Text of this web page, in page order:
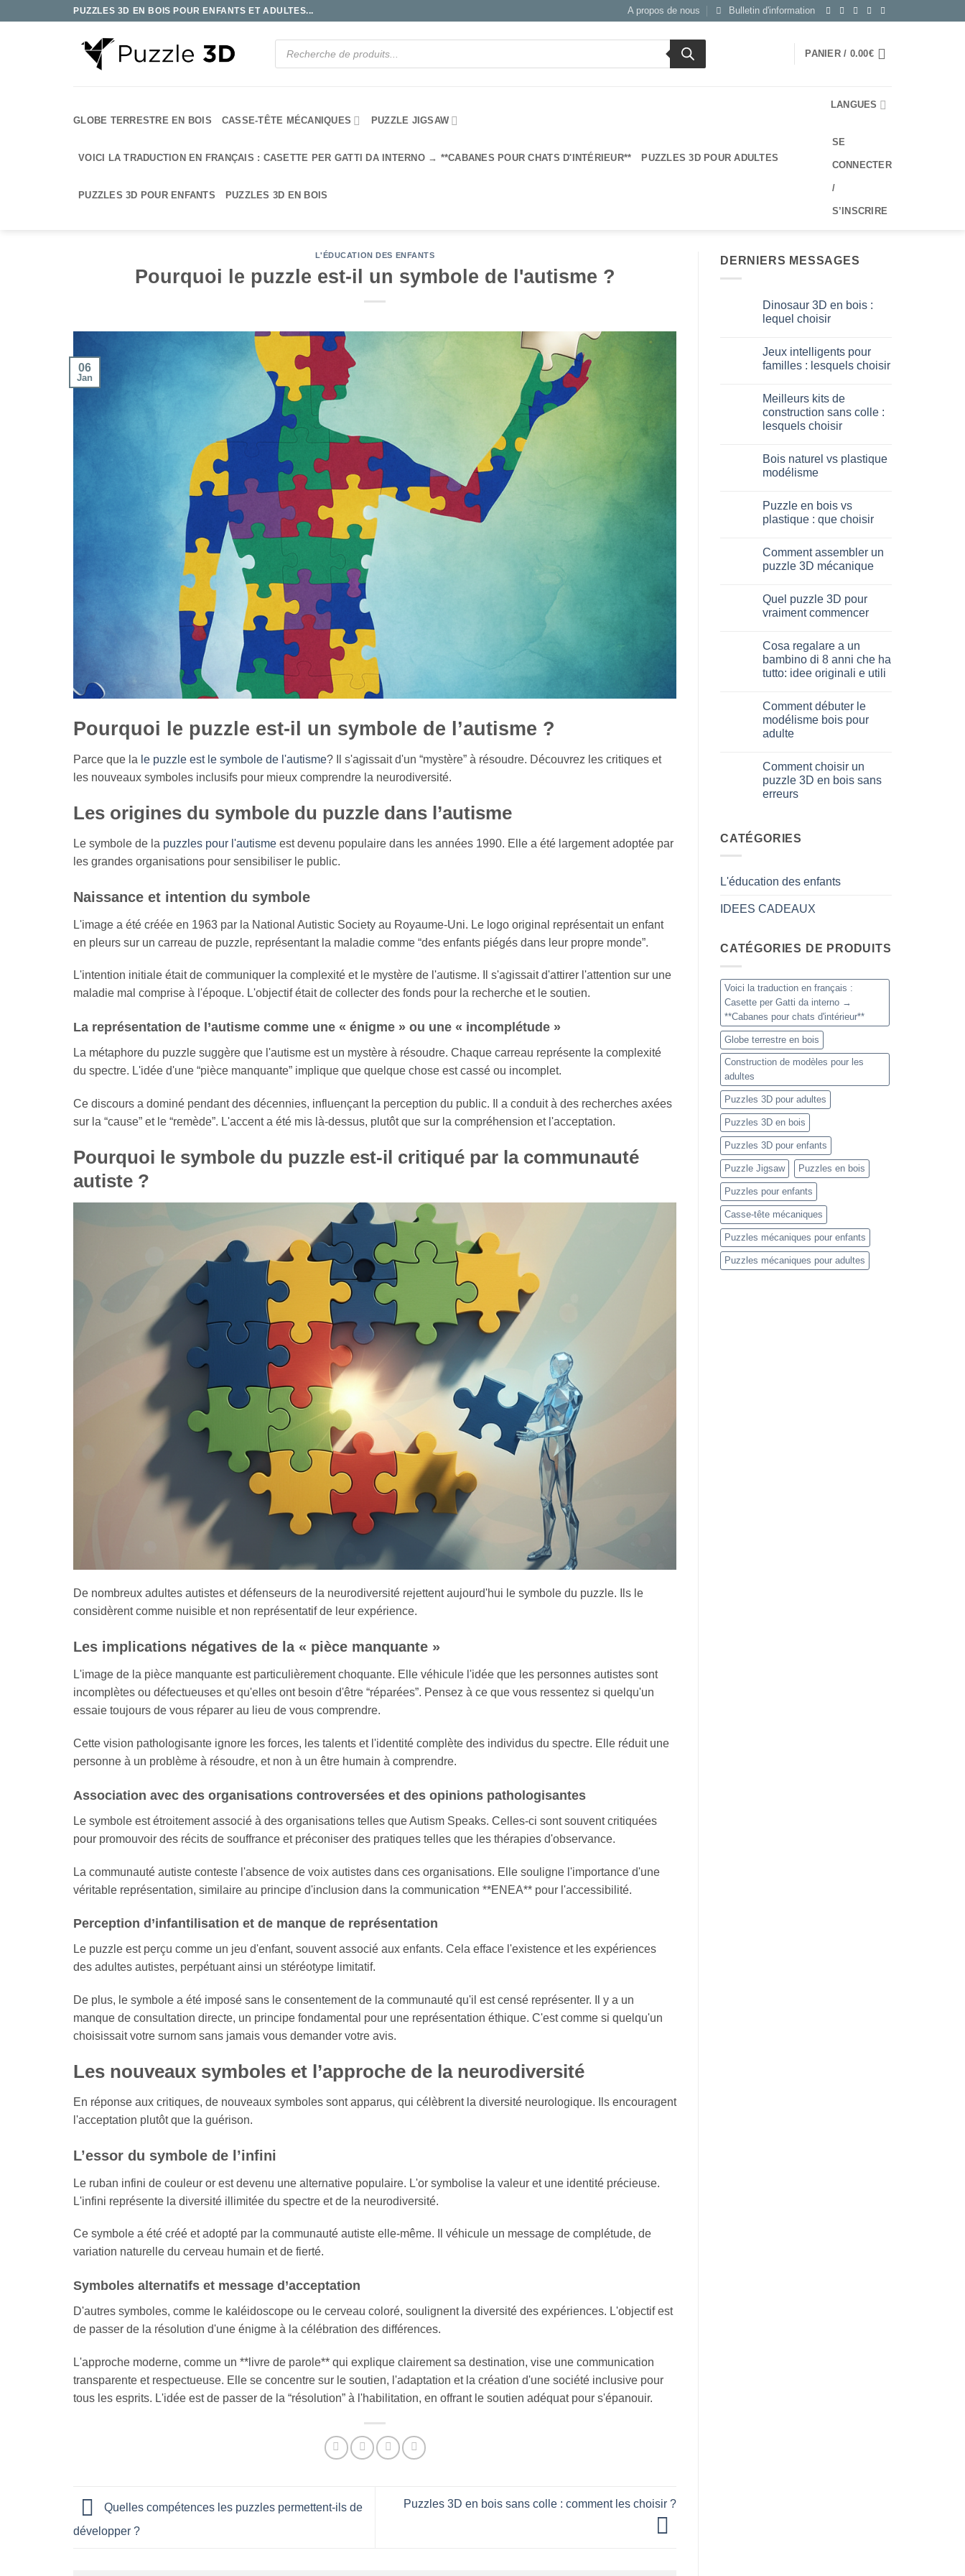
PUZZLES 3D EN BOIS POUR ENFANTS ET ADULTES... A propos de nous Bulletin d'information
Recherche
PANIER / 0.00€
GLOBE TERRESTRE EN BOIS CASSE-TÊTE MÉCANIQUES PUZZLE JIGSAW
VOICI LA TRADUCTION EN FRANÇAIS : CASETTE PER GATTI DA INTERNO → **CABANES POUR CHATS D'INTÉRIEUR** PUZZLES 3D POUR ADULTES
PUZZLES 3D POUR ENFANTS PUZZLES 3D EN BOIS
LANGUES
SE
CONNECTER
/
S’INSCRIRE
L'ÉDUCATION DES ENFANTS
Pourquoi le puzzle est-il un symbole de l'autisme ?
06
Jan
Pourquoi le puzzle est-il un symbole de l’autisme ?
Parce que la le puzzle est le symbole de l'autisme? Il s'agissait d'un “mystère” à résoudre. Découvrez les critiques et
les nouveaux symboles inclusifs pour mieux comprendre la neurodiversité.
Les origines du symbole du puzzle dans l’autisme
Le symbole de la puzzles pour l'autisme est devenu populaire dans les années 1990. Elle a été largement adoptée par
les grandes organisations pour sensibiliser le public.
Naissance et intention du symbole
L'image a été créée en 1963 par la National Autistic Society au Royaume-Uni. Le logo original représentait un enfant
en pleurs sur un carreau de puzzle, représentant la maladie comme “des enfants piégés dans leur propre monde”.
L'intention initiale était de communiquer la complexité et le mystère de l'autisme. Il s'agissait d'attirer l'attention sur une
maladie mal comprise à l'époque. L'objectif était de collecter des fonds pour la recherche et le soutien.
La représentation de l’autisme comme une « énigme » ou une « incomplétude »
La métaphore du puzzle suggère que l'autisme est un mystère à résoudre. Chaque carreau représente la complexité
du spectre. L'idée d'une “pièce manquante” implique que quelque chose est cassé ou incomplet.
Ce discours a dominé pendant des décennies, influençant la perception du public. Il a conduit à des recherches axées
sur la “cause” et le “remède”. L'accent a été mis là-dessus, plutôt que sur la compréhension et l'acceptation.
Pourquoi le symbole du puzzle est-il critiqué par la communauté
autiste ?
De nombreux adultes autistes et défenseurs de la neurodiversité rejettent aujourd'hui le symbole du puzzle. Ils le
considèrent comme nuisible et non représentatif de leur expérience.
Les implications négatives de la « pièce manquante »
L'image de la pièce manquante est particulièrement choquante. Elle véhicule l'idée que les personnes autistes sont
incomplètes ou défectueuses et qu'elles ont besoin d'être “réparées”. Pensez à ce que vous ressentez si quelqu'un
essaie toujours de vous réparer au lieu de vous comprendre.
Cette vision pathologisante ignore les forces, les talents et l'identité complète des individus du spectre. Elle réduit une
personne à un problème à résoudre, et non à un être humain à comprendre.
Association avec des organisations controversées et des opinions pathologisantes
Le symbole est étroitement associé à des organisations telles que Autism Speaks. Celles-ci sont souvent critiquées
pour promouvoir des récits de souffrance et préconiser des pratiques telles que les thérapies d'observance.
La communauté autiste conteste l'absence de voix autistes dans ces organisations. Elle souligne l'importance d'une
véritable représentation, similaire au principe d'inclusion dans la communication **ENEA** pour l'accessibilité.
Perception d’infantilisation et de manque de représentation
Le puzzle est perçu comme un jeu d'enfant, souvent associé aux enfants. Cela efface l'existence et les expériences
des adultes autistes, perpétuant ainsi un stéréotype limitatif.
De plus, le symbole a été imposé sans le consentement de la communauté qu'il est censé représenter. Il y a un
manque de consultation directe, un principe fondamental pour une représentation éthique. C'est comme si quelqu'un
choisissait votre surnom sans jamais vous demander votre avis.
Les nouveaux symboles et l’approche de la neurodiversité
En réponse aux critiques, de nouveaux symboles sont apparus, qui célèbrent la diversité neurologique. Ils encouragent
l'acceptation plutôt que la guérison.
L’essor du symbole de l’infini
Le ruban infini de couleur or est devenu une alternative populaire. L'or symbolise la valeur et une identité précieuse.
L'infini représente la diversité illimitée du spectre et de la neurodiversité.
Ce symbole a été créé et adopté par la communauté autiste elle-même. Il véhicule un message de complétude, de
variation naturelle du cerveau humain et de fierté.
Symboles alternatifs et message d’acceptation
D'autres symboles, comme le kaléidoscope ou le cerveau coloré, soulignent la diversité des expériences. L'objectif est
de passer de la résolution d'une énigme à la célébration des différences.
L'approche moderne, comme un **livre de parole** qui explique clairement sa destination, vise une communication
transparente et respectueuse. Elle se concentre sur le soutien, l'adaptation et la création d'une société inclusive pour
tous les esprits. L'idée est de passer de la “résolution” à l'habilitation, en offrant le soutien adéquat pour s'épanouir.
Quelles compétences les puzzles permettent-ils de
développer ?
Puzzles 3D en bois sans colle : comment les choisir ?
DERNIERS MESSAGES
Dinosaur 3D en bois :
lequel choisir
sur
Dinosauro
3D
quale
scegliere
Jeux intelligents pour
familles : lesquels choisir
sur
intelligenti
per
scegliere
Meilleurs kits de
construction sans colle :
lesquels choisir
sur
Migliori
kit
colla:
quali
scegliere
Bois naturel vs plastique
modélisme
sur
Legno
naturale
modellismo
Puzzle en bois vs
plastique : que choisir
sur
legno
cosa
scegliere
Comment assembler un
puzzle 3D mécanique
sur
Come
assemblare
3D
meccanico
Quel puzzle 3D pour
vraiment commencer
sur
Quale
puzzle
3D
davvero
Cosa regalare a un
bambino di 8 anni che ha
tutto: idee originali e utili
sur
regalare
a
di
8
anni
che
ha
e
Comment débuter le
modélisme bois pour
adulte
sur
iniziare
modellismo
Comment choisir un
puzzle 3D en bois sans
erreurs
Come
scegliere
senza
CATÉGORIES
L'éducation des enfants
IDEES CADEAUX
CATÉGORIES DE PRODUITS
Voici la traduction en français :
Casette per Gatti da interno →
**Cabanes pour chats d'intérieur**
Globe terrestre en bois
Construction de modèles pour les
adultes
Puzzles 3D pour adultes
Puzzles 3D en bois
Puzzles 3D pour enfants
Puzzle Jigsaw Puzzles en bois
Puzzles pour enfants
Casse-tête mécaniques
Puzzles mécaniques pour enfants
Puzzles mécaniques pour adultes